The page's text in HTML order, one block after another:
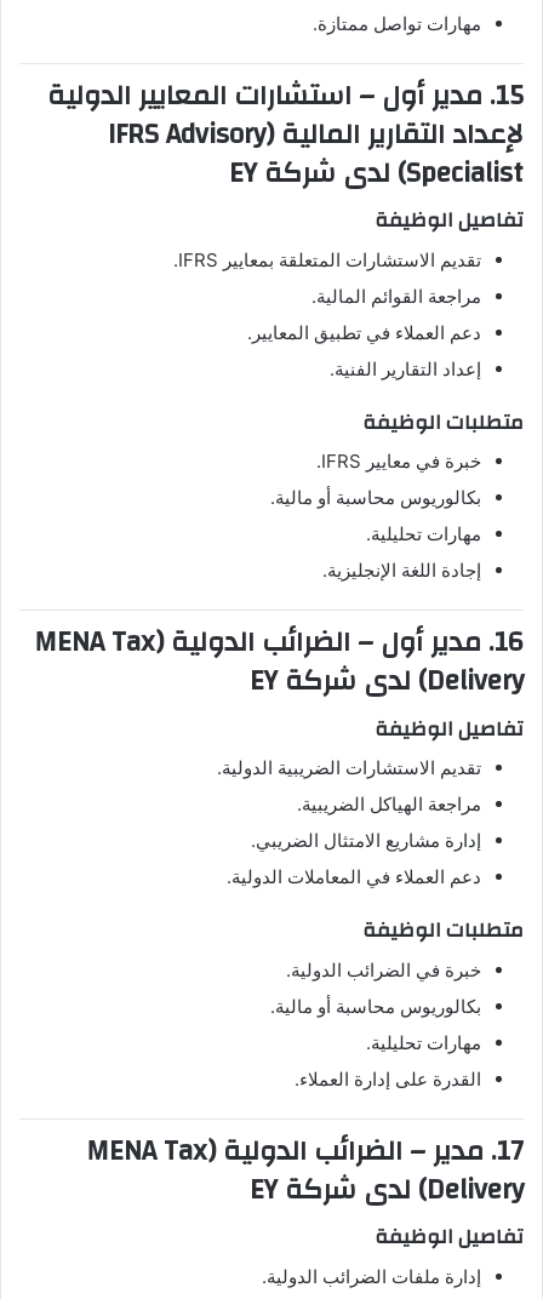
مهارات تواصل ممتازة.
15. مدير أول – استشارات المعايير الدولية
لإعداد التقارير المالية (IFRS Advisory
Specialist) لدى شركة EY
تفاصيل الوظيفة
تقديم الاستشارات المتعلقة بمعايير IFRS.
مراجعة القوائم المالية.
دعم العملاء في تطبيق المعايير.
إعداد التقارير الفنية.
متطلبات الوظيفة
خبرة في معايير IFRS.
بكالوريوس محاسبة أو مالية.
مهارات تحليلية.
إجادة اللغة الإنجليزية.
16. مدير أول – الضرائب الدولية (MENA Tax
Delivery) لدى شركة EY
تفاصيل الوظيفة
تقديم الاستشارات الضريبية الدولية.
مراجعة الهياكل الضريبية.
إدارة مشاريع الامتثال الضريبي.
دعم العملاء في المعاملات الدولية.
متطلبات الوظيفة
خبرة في الضرائب الدولية.
بكالوريوس محاسبة أو مالية.
مهارات تحليلية.
القدرة على إدارة العملاء.
17. مدير – الضرائب الدولية (MENA Tax
Delivery) لدى شركة EY
تفاصيل الوظيفة
إدارة ملفات الضرائب الدولية.